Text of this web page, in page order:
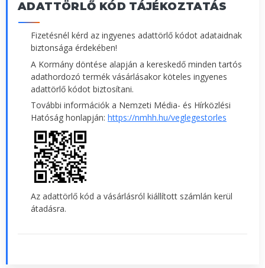
ADATTÖRLŐ KÓD TÁJÉKOZTATÁS
Fizetésnél kérd az ingyenes adattörlő kódot adataidnak
biztonsága érdekében!
A Kormány döntése alapján a kereskedő minden tartós
adathordozó termék vásárlásakor köteles ingyenes
adattörlő kódot biztosítani.
További információk a Nemzeti Média- és Hírközlési
Hatóság honlapján: https://nmhh.hu/veglegestorles
Az adattörlő kód a vásárlásról kiállított számlán kerül
átadásra.